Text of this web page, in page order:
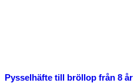
Pysselhäfte till bröllop från 8 år